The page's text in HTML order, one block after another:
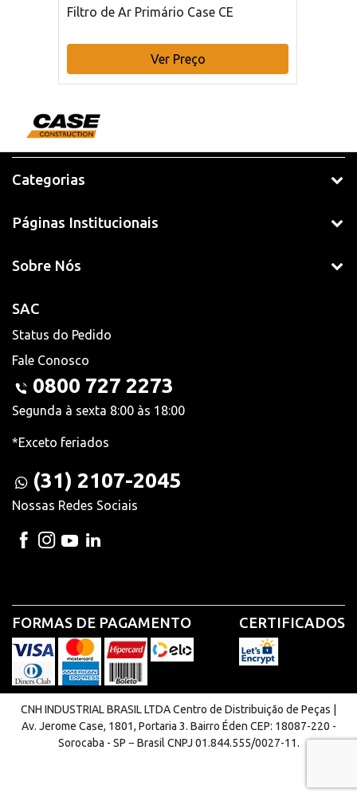
Filtro de Ar Primário Case CE
Ver Preço
Categorias
Páginas Institucionais
Sobre Nós
SAC
Status do Pedido
Fale Conosco
0800 727 2273
Segunda à sexta 8:00 às 18:00
*Exceto feriados
(31) 2107-2045
Nossas Redes Sociais
FORMAS DE PAGAMENTO CERTIFICADOS
CNH INDUSTRIAL BRASIL LTDA Centro de Distribuição de Peças |
Av. Jerome Case, 1801, Portaria 3. Bairro Éden CEP: 18087-220 -
Sorocaba - SP − Brasil CNPJ 01.844.555/0027-11.